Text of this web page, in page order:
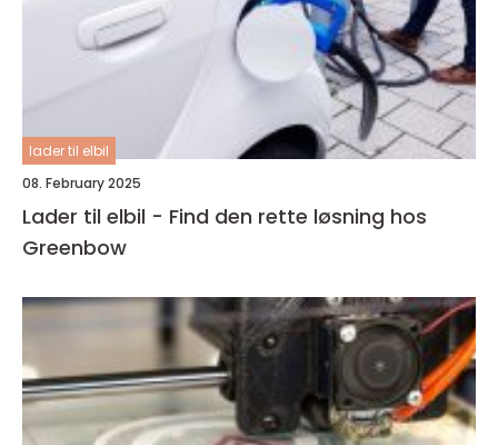
lader til elbil
08. February 2025
Lader til elbil - Find den rette løsning hos
Greenbow